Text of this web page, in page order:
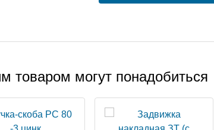
товаром могут понадобиться